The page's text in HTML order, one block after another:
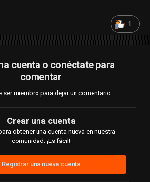
1
cuenta o conéctate para
comentar
ser miembro para dejar un comentario
Crear una cuenta
obtener una cuenta nueva en nuestra
comunidad. ¡Es fácil!
Registrar una nueva cuenta